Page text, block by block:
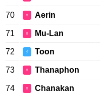
70 ♀ Aerin
71 ♀ Mu-Lan
72 ♂ Toon
73 ♀ Thanaphon
74 ♀ Chanakan